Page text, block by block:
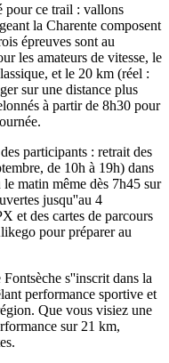
pour ce trail : vallons
la Charente composent
épreuves sont au
les amateurs de vitesse, le
et le 20 km (réel :
sur une distance plus
à partir de 8h30 pour
participants : retrait des
de 10h à 19h) dans
matin même dès 7h45 sur
jusqu''au 4
et des cartes de parcours
pour préparer au
s''inscrit dans la
performance sportive et
Que vous visiez une
sur 21 km,